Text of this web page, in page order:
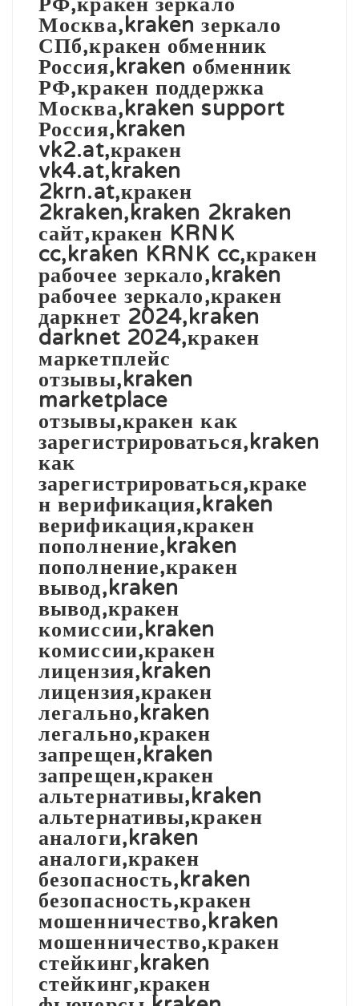
Москва,kraken зеркало
СПб,кракен обменник
Россия,kraken обменник
РФ,кракен поддержка
Москва,kraken support
Россия,kraken
vk2.at,кракен
vk4.at,kraken
2krn.at,кракен
2kraken,kraken 2kraken
сайт,кракен KRNK
cc,kraken KRNK cc,кракен
рабочее зеркало,kraken
рабочее зеркало,кракен
даркнет 2024,kraken
darknet 2024,кракен
маркетплейс
отзывы,kraken
marketplace
отзывы,кракен как
зарегистрироваться,kraken
как
зарегистрироваться,краке
н верификация,kraken
верификация,кракен
пополнение,kraken
пополнение,кракен
вывод,kraken
вывод,кракен
комиссии,kraken
комиссии,кракен
лицензия,kraken
лицензия,кракен
легально,kraken
легально,кракен
запрещен,kraken
запрещен,кракен
альтернативы,kraken
альтернативы,кракен
аналоги,kraken
аналоги,кракен
безопасность,kraken
безопасность,кракен
мошенничество,kraken
мошенничество,кракен
стейкинг,kraken
стейкинг,кракен